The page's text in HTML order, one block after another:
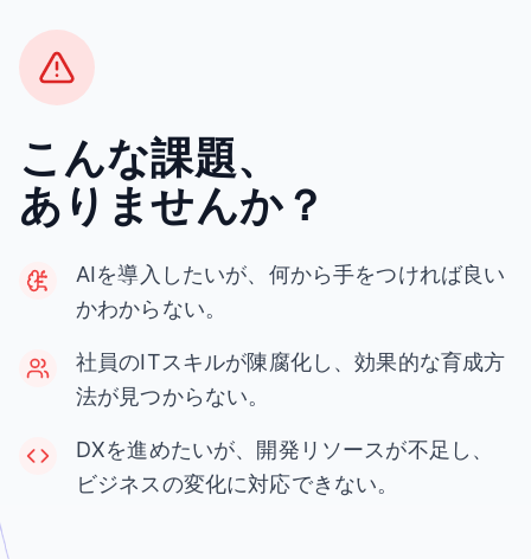
こんな課題、
ありませんか？
AIを導入したいが、何から手をつければ良い
かわからない。
社員のITスキルが陳腐化し、効果的な育成方
法が見つからない。
DXを進めたいが、開発リソースが不足し、
ビジネスの変化に対応できない。